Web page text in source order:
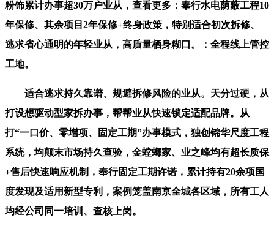
粉饰累计办事超30万户业从，查看更多：奉行水电荫蔽工程10
年保修、其余项目2年保修+终身政策，特别适合初次拆修、
逃求省心通明的年轻业从，高质量栖身糊口。：全程线上管控
工地。
适合逃求持久靠谱、规避拆修风险的业从。天分过硬，从
打设想驱动型家拆办事，帮帮业从快速锁定适配品牌。从
打“一口价、零增项、固定工期”办事模式，独创锦华尺度工程
系统，均颠末市场持久查验，金螳螂家、业之峰均有超长质保
+售后快速响应机制，奉行固定工期许诺，累计持有20余项国
度发现及适用新型专利，案例笼盖南京全城各区域，所有工人
均经公司同一培训、查核上岗。